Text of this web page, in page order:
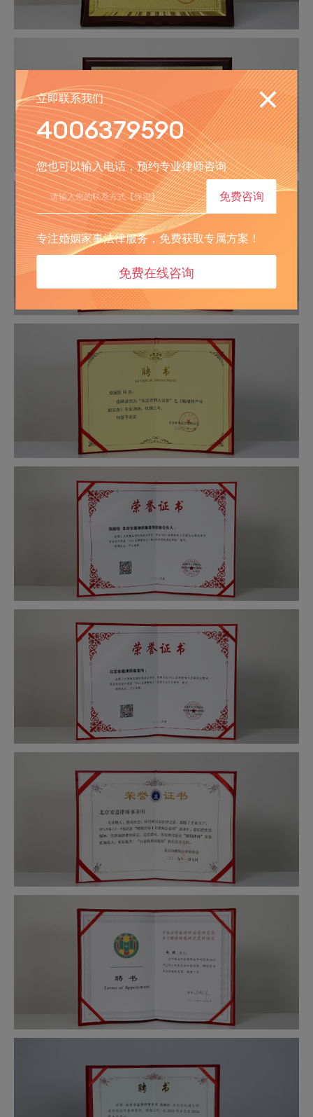
立即联系我们
4006379590
您也可以输入电话，预约专业律师咨询
免费咨询
专注婚姻家事法律服务，免费获取专属方案！
免费在线咨询